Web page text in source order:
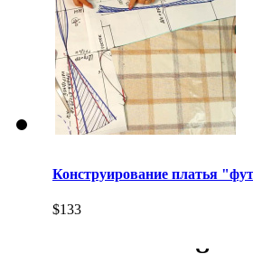
Конструирование платья
$133